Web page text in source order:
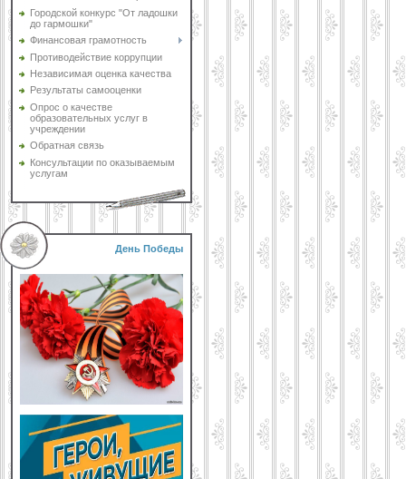
Городской конкурс "От ладошки
до гармошки"
Финансовая грамотность
Противодействие коррупции
Независимая оценка качества
Результаты самооценки
Опрос о качестве
образовательных услуг в
учреждении
Обратная связь
Консультации по оказываемым
услугам
День Победы